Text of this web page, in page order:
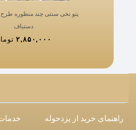
پتو نخی سنتی چند منظوره طرح
دستباف
۲,۸۵۰,۰۰۰
راهنمای خرید از یزدحوله